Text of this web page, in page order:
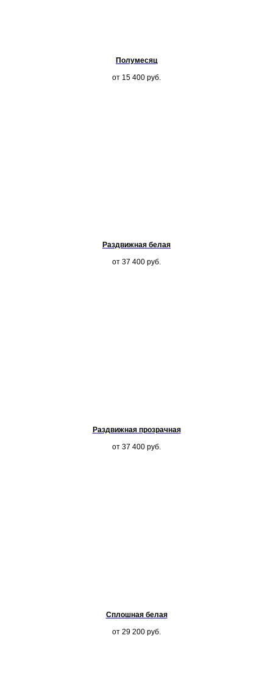
Полумесяц
от 15 400 руб.
Раздвижная белая
от 37 400 руб.
Раздвижная прозрачная
от 37 400 руб.
Сплошная белая
от 29 200 руб.